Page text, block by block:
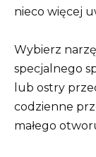
nieco więcej
Wybierz
specjalnego
lub ostry
codzienne
małego